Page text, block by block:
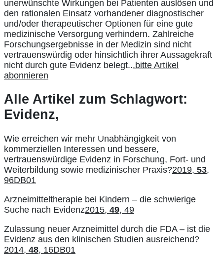
unerwünschte Wirkungen bei Patienten auslösen und
den rationalen Einsatz vorhandener diagnostischer
und/oder therapeutischer Optionen für eine gute
medizinische Versorgung verhindern. Zahlreiche
Forschungsergebnisse in der Medizin sind nicht
vertrauenswürdig oder hinsichtlich ihrer Aussagekraft
nicht durch gute Evidenz belegt...bitte Artikel
abonnieren
Alle Artikel zum Schlagwort:
Evidenz,
Wie erreichen wir mehr Unabhängigkeit von
kommerziellen Interessen und bessere,
vertrauenswürdige Evidenz in Forschung, Fort- und
Weiterbildung sowie medizinischer Praxis?2019, 53,
96DB01
Arzneimitteltherapie bei Kindern – die schwierige
Suche nach Evidenz2015, 49, 49
Zulassung neuer Arzneimittel durch die FDA – ist die
Evidenz aus den klinischen Studien ausreichend?
2014, 48, 16DB01